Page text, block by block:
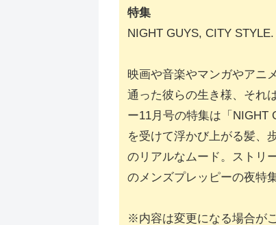
特集
NIGHT GUYS, CITY
映画や音楽やマンガやアニ
通った彼らの生き様、それ
ー11月号の特集は「
を受けて浮かび上がる髪、
のリアルなムード。ストリ
のメンズプレッピーの夜特
※内容は変更になる場合が